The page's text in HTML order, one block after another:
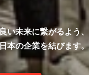
い未来に繋がるよう、
本の企業を結びます。